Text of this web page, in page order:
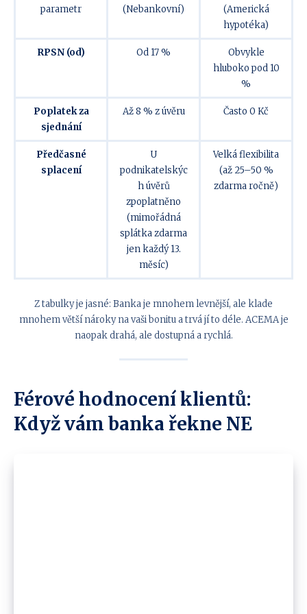
parametr (Nebankovní)
(Americká
hypotéka)
RPSN (od) Od 17 %
Obvykle
hluboko pod 10
%
Poplatek za
sjednání
Až 8 % z úvěru Často 0 Kč
Předčasné
splacení
U
podnikatelskýc
h úvěrů
zpoplatněno
(mimořádná
splátka zdarma
jen každý 13.
měsíc)
Velká flexibilita
(až 25–50 %
zdarma ročně)
Z tabulky je jasné: Banka je mnohem levnější, ale klade
mnohem větší nároky na vaši bonitu a trvá jí to déle. ACEMA je
naopak drahá, ale dostupná a rychlá.
Férové hodnocení klientů:
Když vám banka řekne NE